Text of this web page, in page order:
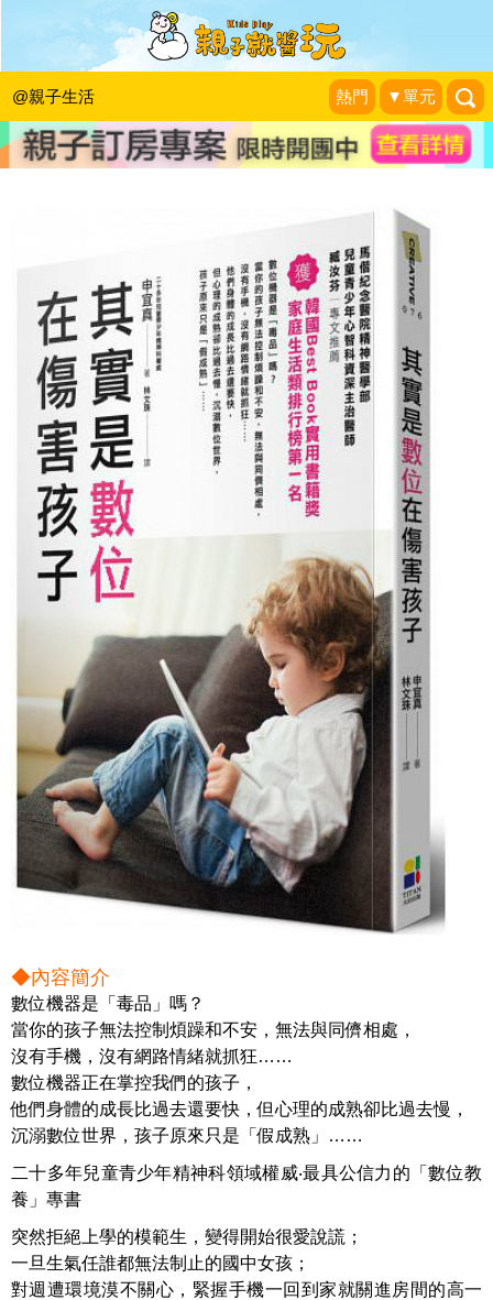
@親子生活 熱門 ▼單元
《留言贈書活動》其實是數位在傷害孩
子(得獎名單)
KidsPlay活動企劃|2015-07-21
◆內容簡介
數位機器是「毒品」嗎？
當你的孩子無法控制煩躁和不安，無法與同儕相處，
沒有手機，沒有網路情緒就抓狂……
數位機器正在掌控我們的孩子，
他們身體的成長比過去還要快，但心理的成熟卻比過去慢，
沉溺數位世界，孩子原來只是「假成熟」……
二十多年兒童青少年精神科領域權威‧最具公信力的「數位教
養」專書
突然拒絕上學的模範生，變得開始很愛說謊；
一旦生氣任誰都無法制止的國中女孩；
對週遭環境漠不關心，緊握手機一回到家就關進房間的高一